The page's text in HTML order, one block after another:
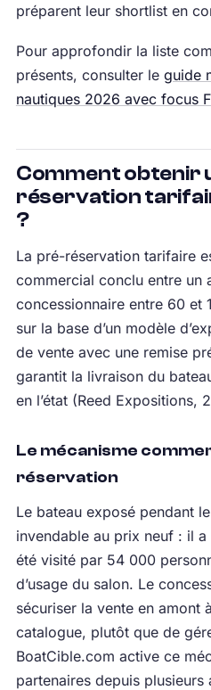
préparent leur shortlist en
Pour approfondir la liste
présents, consulter le guide
nautiques 2026 avec focus
Comment obtenir
réservation
?
La pré-réservation tarifaire
commercial conclu entre un
concessionnaire entre 60 et
sur la base d’un modèle
de vente avec une remise
garantit la livraison du
en l’état (Reed Expositions,
Le mécanisme
réservation
Le bateau exposé pendant
invendable au prix neuf : il
été visité par 54 000
d’usage du salon. Le
sécuriser la vente en amont
catalogue, plutôt que de
BoatCible.com active ce
partenaires depuis plusieurs